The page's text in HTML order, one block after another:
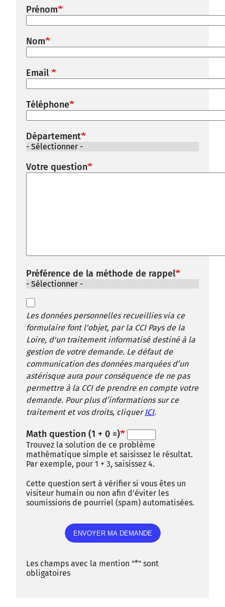
Prénom
Nom
Email
Téléphone
Département
Votre question
Préférence de la méthode de rappel
Les données personnelles recueillies via ce
formulaire font l'objet, par la CCI Pays de la
Loire, d'un traitement informatisé destiné à la
gestion de votre demande. Le défaut de
communication des données marquées d’un
astérisque aura pour conséquence de ne pas
permettre à la CCI de prendre en compte votre
demande. Pour plus d’informations sur ce
traitement et vos droits, cliquerICI.
Math question (1 + 0 =)
Trouvez la solution de ce problème
mathématique simple et saisissez le résultat.
Par exemple, pour 1 + 3, saisissez 4.
Cette question sert à vérifier si vous êtes un
visiteur humain ou non afin d'éviter les
soumissions de pourriel (spam) automatisées.
Les champs avec la mention "*" sont
obligatoires